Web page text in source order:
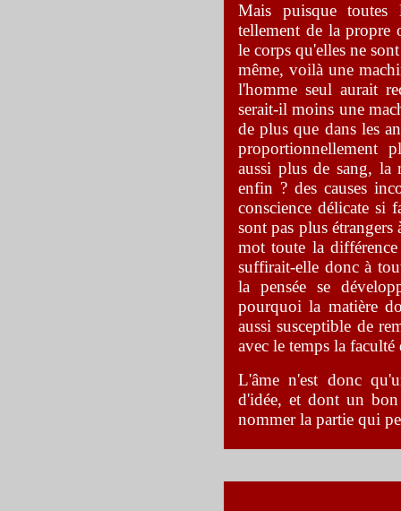
Mais puisque toutes
tellement de la propre
le corps qu'elles ne
même, voilà une
l'homme seul aurait
serait-il moins une
de plus que dans les
proportionnellement
aussi plus de sang, la
enfin ? des causes
conscience délicate si
sont pas plus étrangers
mot toute la
suffirait-elle donc à
la pensée se
pourquoi la matière
aussi susceptible de
avec le temps la faculté
L'âme n'est donc
d'idée, et dont un
nommer la partie qui